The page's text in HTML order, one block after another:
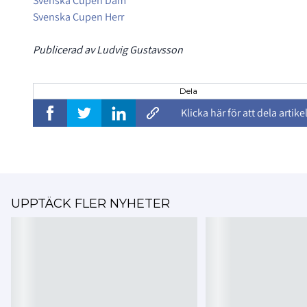
Svenska Cupen Herr
Publicerad av Ludvig Gustavsson
Dela
Klicka här för att dela
UPPTÄCK FLER NYHETER